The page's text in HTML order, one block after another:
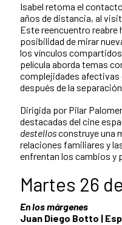
Isabel retoma el
años de distancia, al
Este reencuentro reabre
posibilidad de mirar
los vínculos
película aborda temas
complejidades afectivas
después de la
Dirigida por Pilar
destacadas del cine
destellosconstruye una
relaciones familiares y
enfrentan los cambios y
Martes 26
En los márgenes
Juan Diego Botto |